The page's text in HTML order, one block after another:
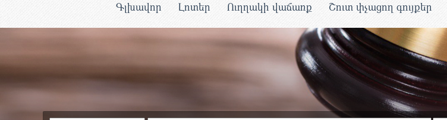
Գլխավոր Լոտեր Ուղղակի վաճառք Շուտ փչացող գույքեր